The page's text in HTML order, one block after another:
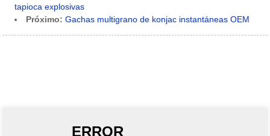
tapioca explosivas
Próximo: Gachas multigrano de konjac instantáneas OEM